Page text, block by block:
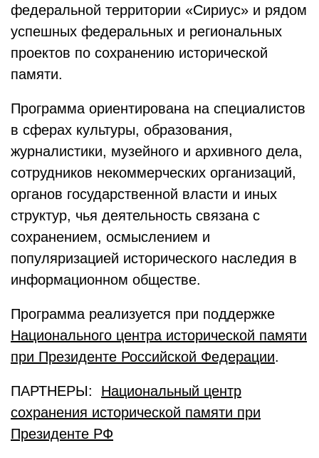
федеральной территории «Сириус» и рядом
успешных федеральных и региональных
проектов по сохранению исторической
памяти.
Программа ориентирована на специалистов
в сферах культуры, образования,
журналистики, музейного и архивного дела,
сотрудников некоммерческих организаций,
органов государственной власти и иных
структур, чья деятельность связана с
сохранением, осмыслением и
популяризацией исторического наследия в
информационном обществе.
Программа реализуется при поддержке
Национального центра исторической памяти
при Президенте Российской Федерации.
ПАРТНЕРЫ: Национальный центр
сохранения исторической памяти при
Президенте РФ